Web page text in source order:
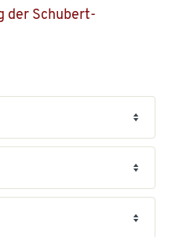
der Schubert-